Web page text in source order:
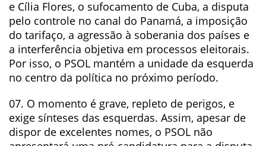
e Cília Flores, o sufocamento de Cuba, a disputa
pelo controle no canal do Panamá, a imposição
do tarifaço, a agressão à soberania dos países e
a interferência objetiva em processos eleitorais.
Por isso, o PSOL mantém a unidade da esquerda
no centro da política no próximo período.
07. O momento é grave, repleto de perigos, e
exige sínteses das esquerdas. Assim, apesar de
dispor de excelentes nomes, o PSOL não